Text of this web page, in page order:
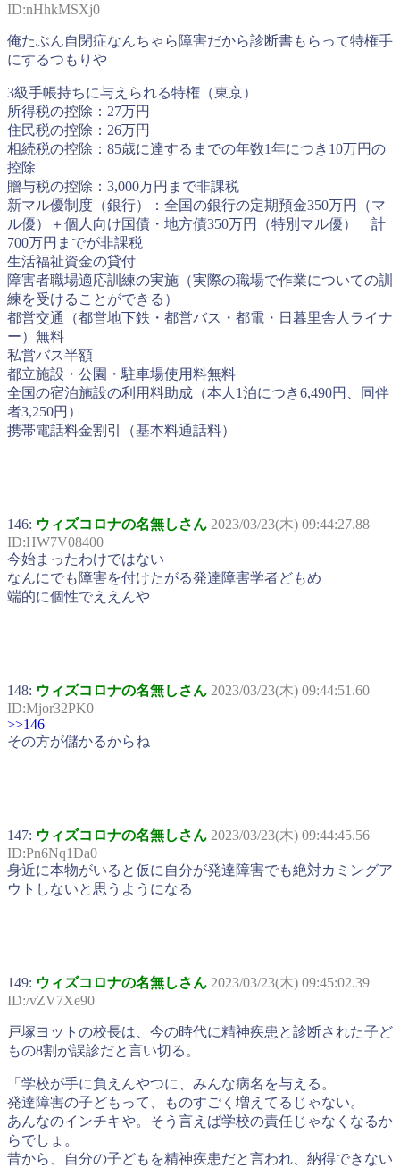
ID:nHhkMSXj0
俺たぶん自閉症なんちゃら障害だから診断書もらって特権手
にするつもりや
3級手帳持ちに与えられる特権（東京）
所得税の控除：27万円
住民税の控除：26万円
相続税の控除：85歳に達するまでの年数1年につき10万円の
控除
贈与税の控除：3,000万円まで非課税
新マル優制度（銀行）：全国の銀行の定期預金350万円（マ
ル優）＋個人向け国債・地方債350万円（特別マル優） 計
700万円までが非課税
生活福祉資金の貸付
障害者職場適応訓練の実施（実際の職場で作業についての訓
練を受けることができる）
都営交通（都営地下鉄・都営バス・都電・日暮里舎人ライナ
ー）無料
私営バス半額
都立施設・公園・駐車場使用料無料
全国の宿泊施設の利用料助成（本人1泊につき6,490円、同伴
者3,250円）
携帯電話料金割引（基本料通話料）
146: ウィズコロナの名無しさん 2023/03/23(木) 09:44:27.88
ID:HW7V08400
今始まったわけではない
なんにでも障害を付けたがる発達障害学者どもめ
端的に個性でええんや
148: ウィズコロナの名無しさん 2023/03/23(木) 09:44:51.60
ID:Mjor32PK0
>>146
その方が儲かるからね
147: ウィズコロナの名無しさん 2023/03/23(木) 09:44:45.56
ID:Pn6Nq1Da0
身近に本物がいると仮に自分が発達障害でも絶対カミングア
ウトしないと思うようになる
149: ウィズコロナの名無しさん 2023/03/23(木) 09:45:02.39
ID:/vZV7Xe90
戸塚ヨットの校長は、今の時代に精神疾患と診断された子ど
もの8割が誤診だと言い切る。
「学校が手に負えんやつに、みんな病名を与える。
発達障害の子どもって、ものすごく増えてるじゃない。
あんなのインチキや。そう言えば学校の責任じゃなくなるか
らでしょ。
昔から、自分の子どもを精神疾患だと言われ、納得できない